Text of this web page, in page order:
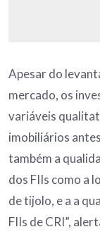
Apesar do
mercado, os
variáveis
imobiliários
também a
dos FIIs como a
de tijolo, e a a
FIIs de CRI”,